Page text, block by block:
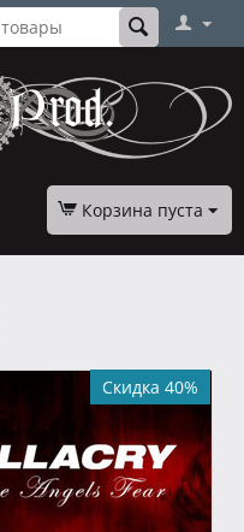
Корзина пуста
Скидка 40%